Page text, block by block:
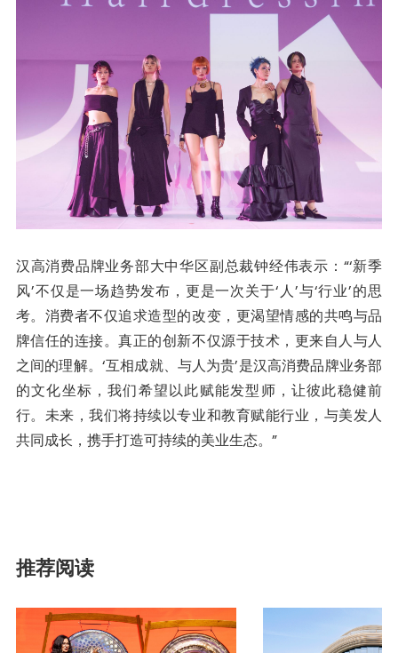
汉高消费品牌业务部大中华区副总裁钟经伟表示：“‘新季
风’不仅是一场趋势发布，更是一次关于‘人’与‘行业’的思
考。消费者不仅追求造型的改变，更渴望情感的共鸣与品
牌信任的连接。真正的创新不仅源于技术，更来自人与人
之间的理解。‘互相成就、与人为贵’是汉高消费品牌业务部
的文化坐标，我们希望以此赋能发型师，让彼此稳健前
行。未来，我们将持续以专业和教育赋能行业，与美发人
共同成长，携手打造可持续的美业生态。”
推荐阅读